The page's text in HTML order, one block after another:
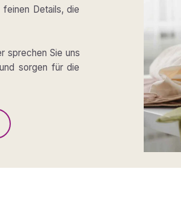
Details, die
sprechen Sie uns
sorgen für die